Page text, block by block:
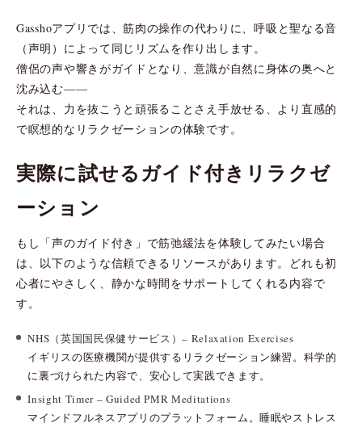
Gasshoアプリでは、筋肉の操作の代わりに、呼吸と聖なる音
（声明）によって同じリズムを作り出します。
僧侶の声や響きがガイドとなり、意識が自然に身体の奥へと
沈み込む――
それは、力を抜こうと頑張ることさえ手放せる、より直感的
で瞑想的なリラクゼーションの体験です。
実際に試せるガイド付きリラクゼ
ーション
もし「声のガイド付き」で筋弛緩法を体験してみたい場合
は、以下のような信頼できるリソースがあります。どれも初
心者にやさしく、静かな時間をサポートしてくれる内容で
す。
NHS（英国国民保健サービス）– Relaxation Exercises
イギリスの医療機関が提供するリラクゼーション練習。科学的
に裏づけられた内容で、安心して実践できます。
Insight Timer – Guided PMR Meditations
マインドフルネスアプリのプラットフォーム。睡眠やストレス